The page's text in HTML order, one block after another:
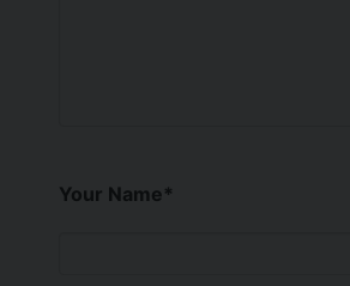
Your Name*